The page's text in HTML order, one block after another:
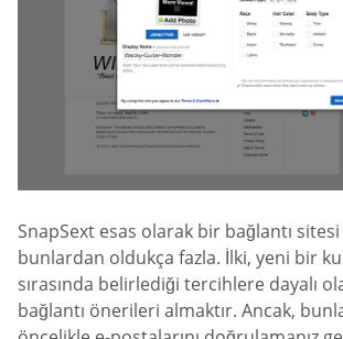
SnapSext esas olarak bir bağlantı
bunlardan oldukça fazla. İlki, yeni bir
sırasında belirlediği tercihlere dayalı
bağlantı önerileri almaktır. Ancak,